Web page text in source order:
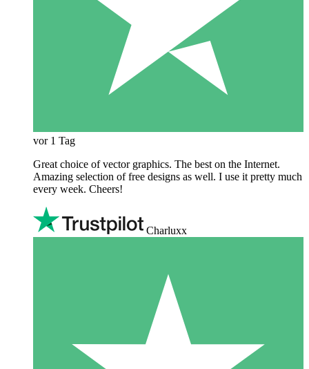
vor 1 Tag
Great choice of vector graphics. The best on the Internet.
Amazing selection of free designs as well. I use it pretty much
every week. Cheers!
Charluxx